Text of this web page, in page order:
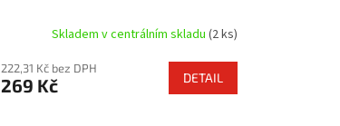
Skladem v centrálním skladu (2 ks)
222,31 Kč bez DPH
269 Kč DETAIL